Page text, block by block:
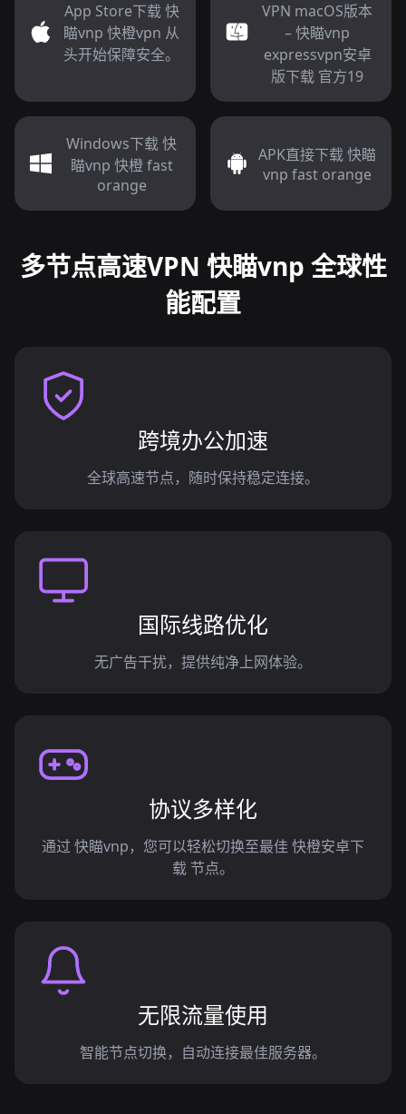
App Store下载 快
瞄vnp 快橙vpn 从
头开始保障安全。
VPN macOS版本
– 快瞄vnp
expressvpn安卓
版下载 官方19
Windows下载 快
瞄vnp 快橙 fast
orange
APK直接下载 快瞄
vnp fast orange
多节点高速VPN 快瞄vnp 全球性
能配置
跨境办公加速
全球高速节点，随时保持稳定连接。
国际线路优化
无广告干扰，提供纯净上网体验。
协议多样化
通过 快瞄vnp，您可以轻松切换至最佳 快橙安卓下
载 节点。
无限流量使用
智能节点切换，自动连接最佳服务器。